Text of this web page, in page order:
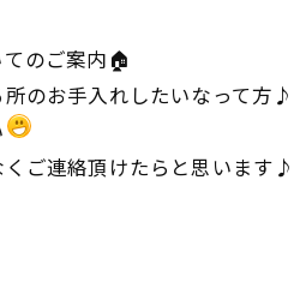
のご案内🏠
のお手入れしたいなって方♪
ご連絡頂けたらと思います♪